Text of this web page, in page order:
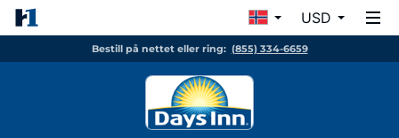
USD
Bestill på nettet eller ring: (855) 334-6659